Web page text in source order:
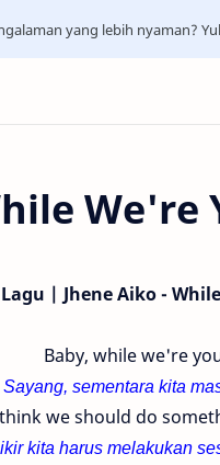
yang lebih nyaman?
We're
| Jhene Aiko -
Baby, while we're
Sayang, sementara kita
we should do
kita harus melakukan